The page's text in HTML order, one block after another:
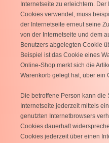
Internetseite zu erleichtern.
Cookies verwendet, muss
der Internetseite erneut seine
von der Internetseite und dem
Benutzers abgelegten Cookie
Beispiel ist das Cookie eines
Online-Shop merkt sich die
Warenkorb gelegt hat, über ein
Die betroffene Person kann
Internetseite jederzeit mittels
genutzten Internetbrowsers
Cookies dauerhaft
Cookies jederzeit über einen